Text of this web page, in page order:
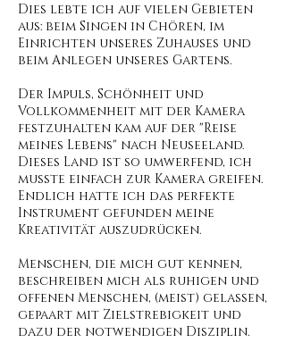
Dies lebte ich auf vielen Gebieten
aus: beim Singen in Chören, im
Einrichten unseres Zuhauses und
beim Anlegen unseres Gartens.
Der Impuls, Schönheit und
Vollkommenheit mit der Kamera
festzuhalten kam auf der "Reise
meines Lebens" nach Neuseeland.
Dieses Land ist so umwerfend, ich
musste einfach zur Kamera greifen.
Endlich hatte ich das perfekte
Instrument gefunden meine
Kreativität auszudrücken.
Menschen, die mich gut kennen,
beschreiben mich als ruhigen und
offenen Menschen, (meist) gelassen,
gepaart mit Zielstrebigkeit und
dazu der notwendigen Disziplin.